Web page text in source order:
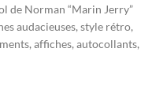
de Norman “Marin Jerry”
audacieuses, style rétro,
affiches, autocollants,